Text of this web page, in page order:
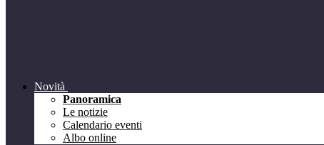
Novità
Panoramica
Le notizie
Calendario eventi
Albo online